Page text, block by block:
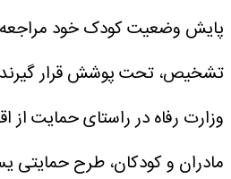
پایش وضعیت کودک خود مراجعه
تشخیص، تحت پوشش قرار
وزارت رفاه در راستای حمایت از
مادران و کودکان، طرح حمایتی